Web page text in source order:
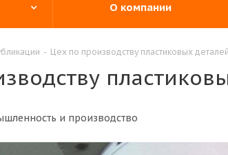
О компании
- Цех по производству пластиковых деталей
и производство